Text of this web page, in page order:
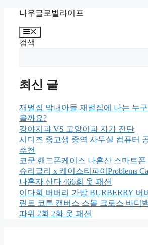
content
나우글로벌라이프
Menu
검색
최신 글
재벌집 막내아들 재벌집에 나는 누
을까요?
강아지파 VS 고양이파 자가 진단
시디즈 중고생 중역 사무실 컴퓨터
추천
코쿤 핸드폰케이스 나혼산 스마트
슈리글리 x 케이스티파이Problems
나혼자 산다 466회 옷 패션
이다희 버버리 가방 BURBERRY 버
린트 코튼 캔버스 스몰 크로스 바디
따위 2회 2화 옷 패션